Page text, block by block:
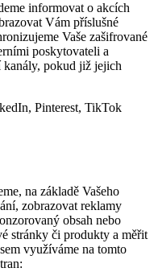
informovat o akcích
Vám příslušné
Vaše zašifrované
poskytovateli a
pokud již jejich
Pinterest, TikTok
na základě Vašeho
zobrazovat reklamy
obsah nebo
stránky či produkty a měřit
využíváme na tomto